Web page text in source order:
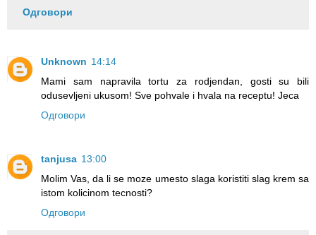
Одговори
Unknown 14:14
Mami sam napravila tortu za rodjendan, gosti su bili
odusevljeni ukusom! Sve pohvale i hvala na receptu! Jeca
Одговори
tanjusa 13:00
Molim Vas, da li se moze umesto slaga koristiti slag krem sa
istom kolicinom tecnosti?
Одговори